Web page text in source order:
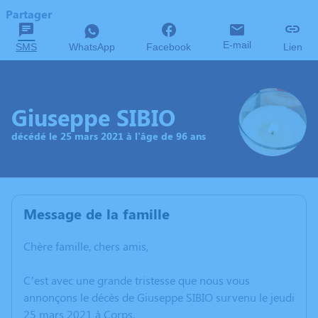
Partager
SMS WhatsApp Facebook E-mail Lien
Giuseppe SIBIO
décédé le 25 mars 2021 à l'âge de 96 ans
Message de la famille
Chère famille, chers amis,
C’est avec une grande tristesse que nous vous
annonçons le décès de Giuseppe SIBIO survenu le jeudi
25 mars 2021 à Corps.